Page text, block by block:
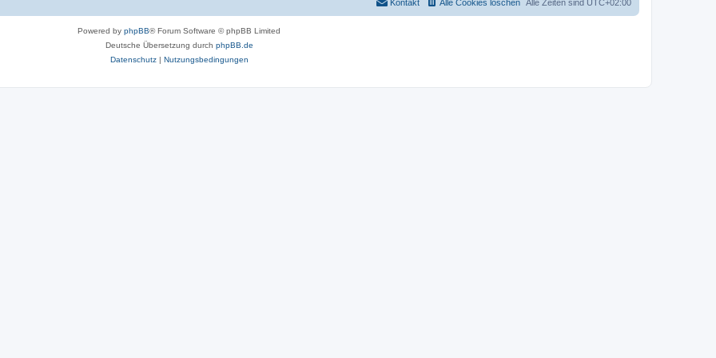
Alle Zeiten sind UTC+02:00
Alle Cookies löschen
Kontakt
Powered by phpBB® Forum Software © phpBB Limited
Deutsche Übersetzung durch phpBB.de
Datenschutz| Nutzungsbedingungen